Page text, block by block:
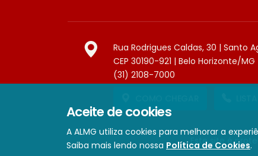
Aceite de cookies
A ALMG utiliza cookies para melhorar a
Saiba mais lendo nossa Política de Cookies.
Rua Rodrigues Caldas, 30 | Santo
CEP 30190-921 | Belo Horizonte/MG
(31) 2108-7000
Este site é